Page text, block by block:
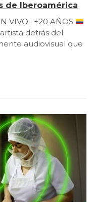
de Iberoamérica
VIVO · +20 AÑOS
artista detrás del
audiovisual que